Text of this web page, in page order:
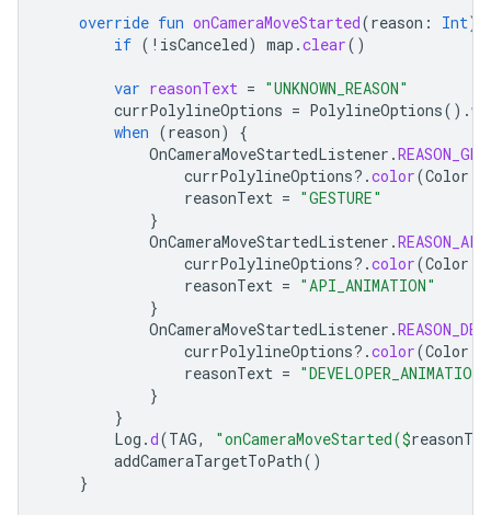
override fun onCameraMoveStarted(reason : Int)
if ( ! isCanceled) map .clear()
var reasonText = "UNKNOWN_REASON"
currPolylineOptions = PolylineOptions().
when (reason)
{
OnCameraMoveStartedListener .
currPolylineOptions?.color(Color
reasonText = "GESTURE"
}
OnCameraMoveStartedListener .
currPolylineOptions?.color(Color
reasonText = "API_ANIMATION"
}
OnCameraMoveStartedListener .
currPolylineOptions?.color(Color
reasonText = "DEVELOPER_ANIMATION"
}
}
Log .d(TAG, "onCameraMoveStarted($
addCameraTargetToPath()
}